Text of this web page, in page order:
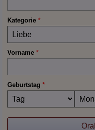
Kategorie *
Vorname *
Geburtstag *